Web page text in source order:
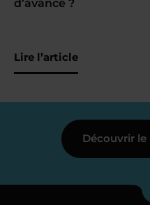
d’avance ?
Lire l’article
Découvrir